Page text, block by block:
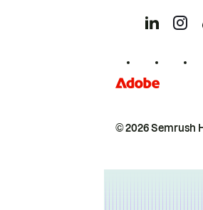
© 2026 Semrush